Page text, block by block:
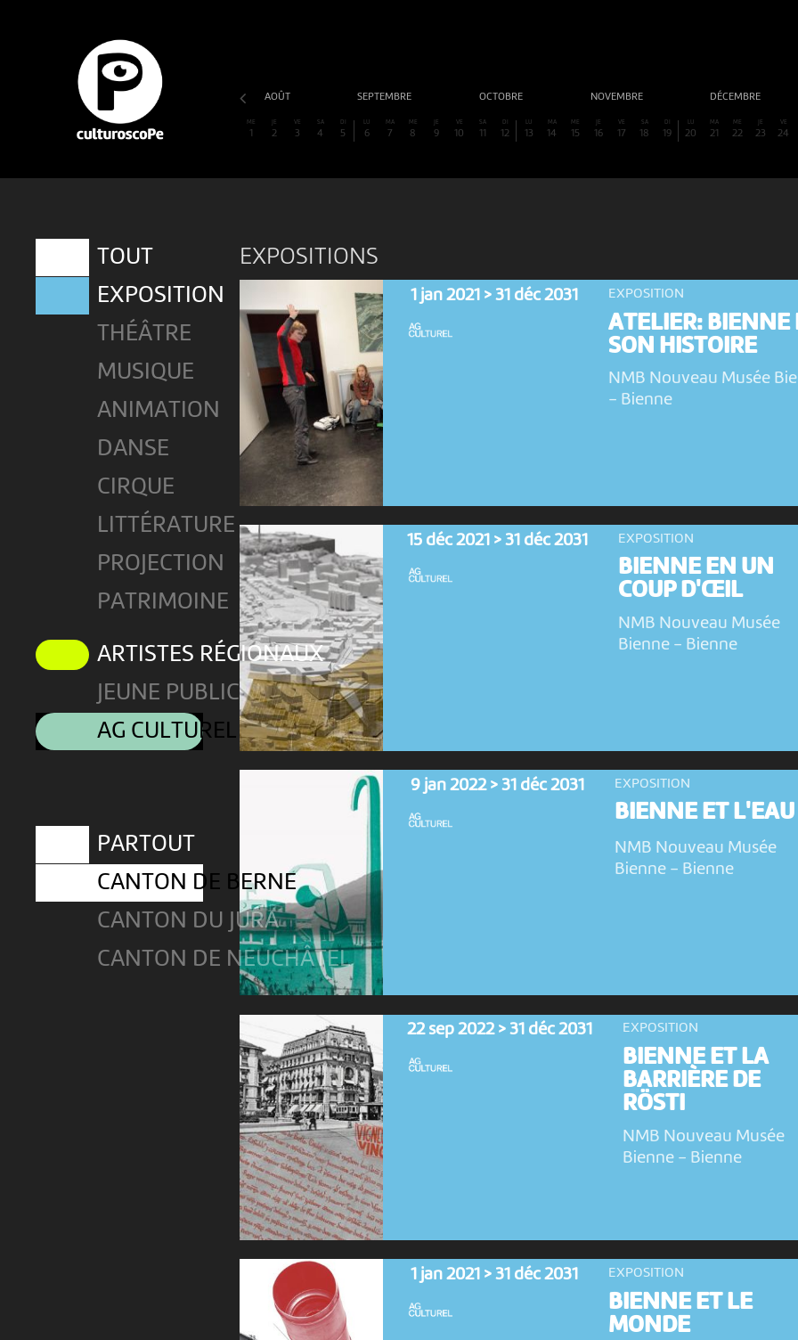
AOÛT SEPTEMBRE OCTOBRE NOVEMBRE DÉCEMBRE
ME
1
JE
2
VE
3
SA
4
DI
5
LU
6
MA
7
ME
8
JE
9
VE
10
SA
11
DI
12
LU
13
MA
14
ME
15
JE
16
VE
17
SA
18
DI
19
LU
20
MA
21
ME
22
JE
23
VE
24
TOUT
EXPOSITION
THÉÂTRE
MUSIQUE
ANIMATION
DANSE
CIRQUE
LITTÉRATURE
PROJECTION
PATRIMOINE
ARTISTES RÉGIONAUX
JEUNE PUBLIC
AG CULTUREL
PARTOUT
CANTON DE BERNE
CANTON DU JURA
CANTON DE NEUCHÂTEL
EXPOSITIONS
1 jan 2021 > 31 déc 2031 EXPOSITION
ATELIER: BIENNE
SON HISTOIRE
NMB Nouveau Musée
- Bienne
15 déc 2021 > 31 déc 2031 EXPOSITION
BIENNE EN UN
COUP D'ŒIL
NMB Nouveau Musée
Bienne - Bienne
9 jan 2022 > 31 déc 2031 EXPOSITION
BIENNE ET L'EAU
NMB Nouveau Musée
Bienne - Bienne
22 sep 2022 > 31 déc 2031 EXPOSITION
BIENNE ET LA
BARRIÈRE DE
RÖSTI
NMB Nouveau Musée
Bienne - Bienne
1 jan 2021 > 31 déc 2031 EXPOSITION
BIENNE ET LE
MONDE